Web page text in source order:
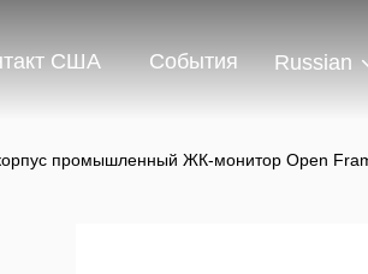
США События Russian
промышленный ЖК-монитор Open